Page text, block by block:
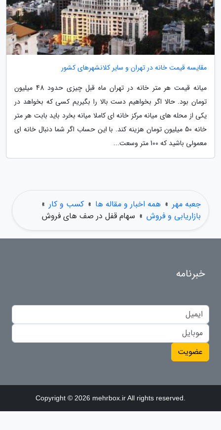
مقایسه قیمت خانه در تهران و سایر کلانشهرهای کشور
میانه قیمت هر متر خانه در تهران ماه قبل چیزی حدود 48 میلیون
تومان بود. حالا اگر بخواهیم دست بالا را بگیریم کسی که بخواهد در
یکی از محله های میانه مرکز خانه ای کاملا میانه بخرد باید بابت هر متر
خانه 50 میلیون تومان هزینه کند. با این حساب اگر شما دنبال خانه ای
معمولی باشید که 100 متر وسعت...
جعبه مهر » همه اخبار و مقاله ها » کسب و کار »
بازاریابی و فروش » سهام قفل در صف های فروش
خبرنامه
عضویت
Copyright © 2026 mehrbox.ir All rights reserved.